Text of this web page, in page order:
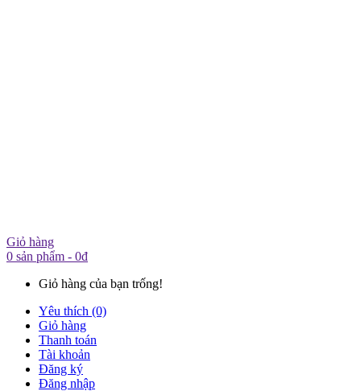
Giỏ hàng
0 sản phẩm - 0đ
Giỏ hàng của bạn trống!
Yêu thích (0)
Giỏ hàng
Thanh toán
Tài khoản
Đăng ký
Đăng nhập